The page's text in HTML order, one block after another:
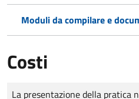
Moduli da compilare e
Costi
Tipo di pagamento
Importo
La presentazione della pratica